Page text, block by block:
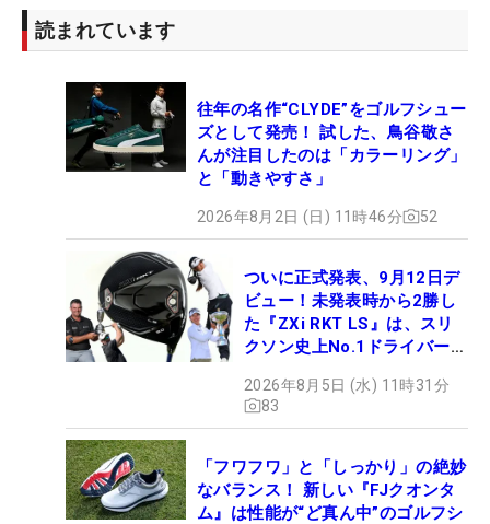
読まれています
往年の名作“CLYDE”をゴルフシュー
ズとして発売！ 試した、鳥谷敬さ
んが注目したのは「カラーリング」
と「動きやすさ」
2026年8月2日 (日) 11時46分 52
ついに正式発表、9月12日デ
ビュー！未発表時から2勝し
た『ZXi RKT LS』は、スリ
クソン史上No.1ドライバー!?
2026年8月5日 (水) 11時31分
83
「フワフワ」と「しっかり」の絶妙
なバランス！ 新しい『FJクオンタ
ム』は性能が“ど真ん中”のゴルフシ